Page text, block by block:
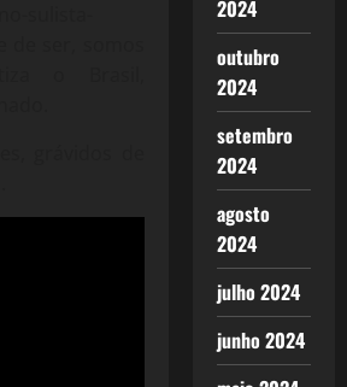
2024
outubro
2024
setembro
2024
agosto
2024
julho 2024
junho 2024